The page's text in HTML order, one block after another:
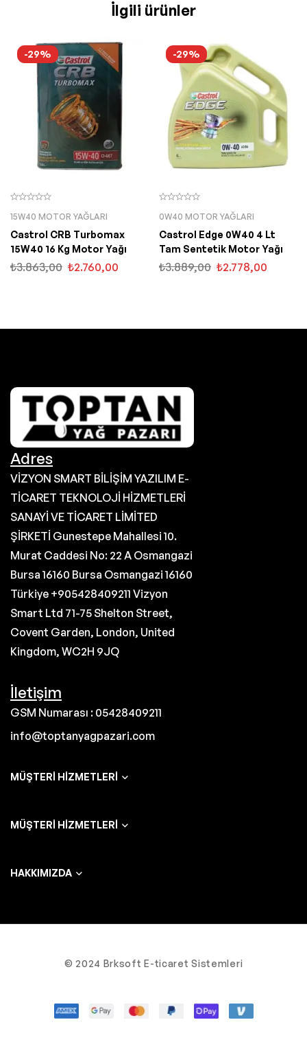
İlgili ürünler
-29%
15W40 MOTOR YAĞLARI
Castrol CRB Turbomax
15W40 16 Kg Motor Yağı
₺3.863,00 ₺2.760,00
-29%
0W40 MOTOR YAĞLARI
Castrol Edge 0W40 4 Lt
Tam Sentetik Motor Yağı
₺3.889,00 ₺2.778,00
Adres
VİZYON SMART BİLİŞİM YAZILIM E-
TİCARET TEKNOLOJİ HİZMETLERİ
SANAYİ VE TİCARET LİMİTED
ŞİRKETİ Gunestepe Mahallesi 10.
Murat Caddesi No: 22 A Osmangazi
Bursa 16160 Bursa Osmangazi 16160
Türkiye +905428409211 Vizyon
Smart Ltd 71-75 Shelton Street,
Covent Garden, London, United
Kingdom, WC2H 9JQ
İletişim
GSM Numarası : 05428409211
info@toptanyagpazari.com
MÜŞTERI HIZMETLERI
MÜŞTERI HIZMETLERI
HAKKIMIZDA
© 2024 Brksoft E-ticaret Sistemleri